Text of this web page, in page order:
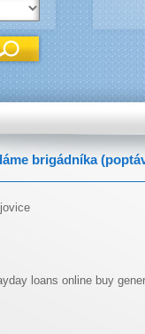
brigádníka
loans online buy